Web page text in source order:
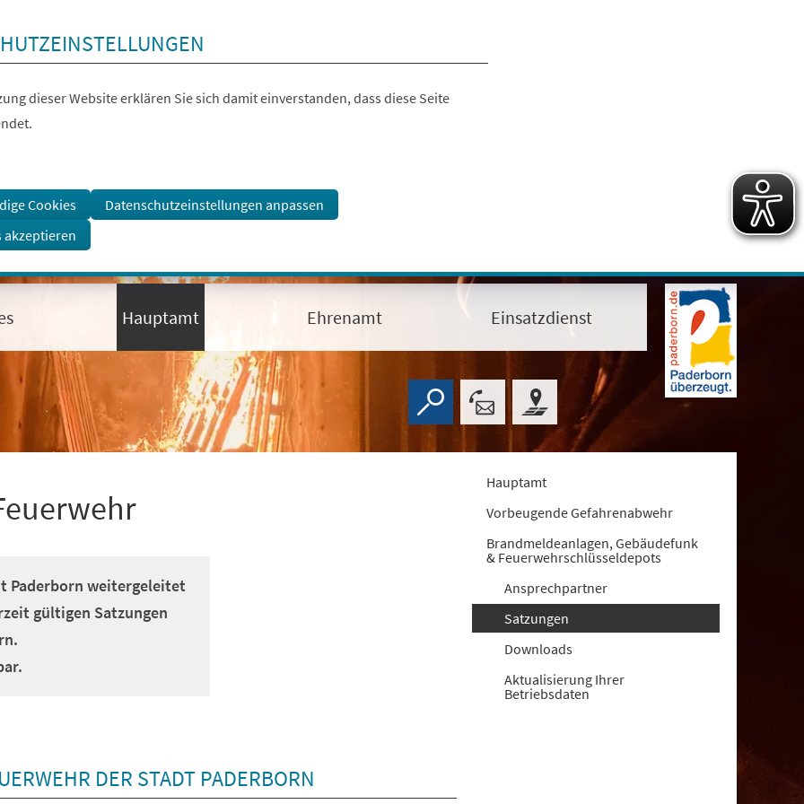
dieser Website erklären Sie sich damit einverstanden, dass diese Seite
Cookies
Datenschutzeinstellungen anpassen
akzeptieren
Hauptamt Ehrenamt Einsatzdienst
Paderborn weitergeleitet
gültigen Satzungen
DER STADT PADERBORN
Hauptamt
Vorbeugende Gefahrenabwehr
Brandmeldeanlagen, Gebäudefunk
& Feuerwehrschlüsseldepots
Ansprechpartner
Satzungen
Downloads
Aktualisierung Ihrer
Betriebsdaten